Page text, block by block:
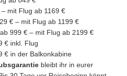
mit Flug ab 1169 €
€ – mit Flug ab 1199 €
999 € – mit Flug ab 2199 €
€ inkl. Flug
€ in der Balkonkabine
bleibt ihr in eurer